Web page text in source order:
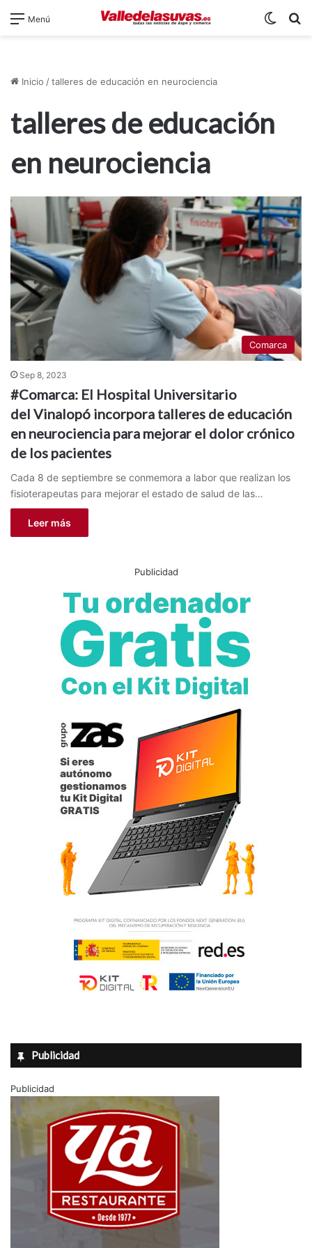
Menú
Inicio /talleres de educación en neurociencia
talleres de educación
en neurociencia
Comarca
Sep 8, 2023
#Comarca: El Hospital Universitario
del Vinalopó incorpora talleres de educación
en neurociencia para mejorar el dolor crónico
de los pacientes
Cada 8 de septiembre se conmemora a labor que realizan los
fisioterapeutas para mejorar el estado de salud de las…
Leer más
Publicidad
Publicidad
Publicidad